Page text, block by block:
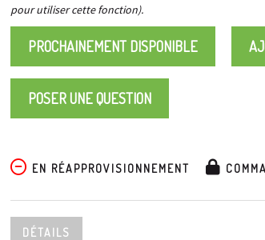
pour utiliser cette fonction).
PROCHAINEMENT DISPONIBLE
POSER UNE QUESTION
EN RÉAPPROVISIONNEMENT
DÉTAILS